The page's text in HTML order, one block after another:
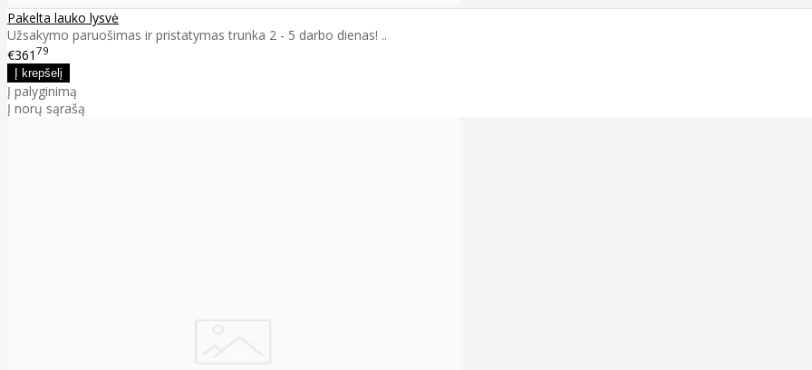
Pakelta lauko lysvė
Užsakymo paruošimas ir pristatymas trunka 2 - 5 darbo dienas! ..
€361 79
Į palyginimą
Į norų sąrašą